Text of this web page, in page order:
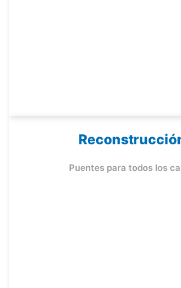
Puentes para todos los